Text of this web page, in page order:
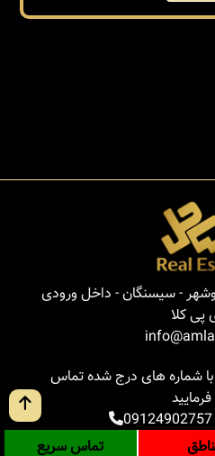
- سیسنگان - داخل ورودی
پی کلا
شماره های درج شده تماس
09124902757
تماس سریع